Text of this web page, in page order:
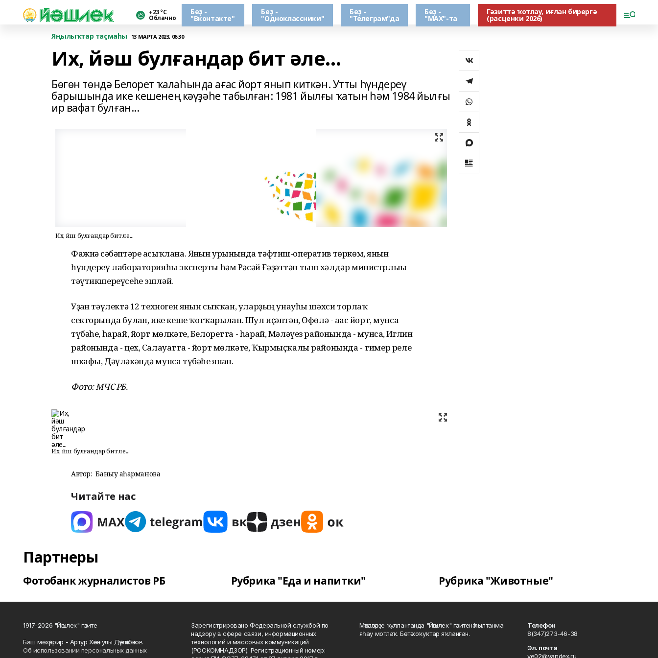
+23 °С
Облачно
Беҙ -
"Вконтакте"
Беҙ -
"Одноклассники"
Беҙ -
"Телеграм"да
Беҙ -
"МАХ"-та
Гәзиттә ҡотлау, иғлан бирергә
(расценки 2026)
Яңылыҡтар таҫмаһы
13 МАРТА 2023, 06:30
Их, йәш булғандар бит әле...
Бөгөн төндә Белорет ҡалаһында ағас йорт янып киткән. Утты һүндереү
барышында ике кешенең кәүҙәһе табылған: 1981 йылғы ҡатын һәм 1984 йылғы
ир вафат булған...
Их, йәш булғандар бит әле...
Фажиғә сәбәптәре асыҡлана. Янғын урынында тәфтиш-оператив төркөм, янғын
һүндереү лабораторияһы эксперты һәм Рәсәй Ғәҙәттән тыш хәлдәр министрлығы
тәүтикшереүсеһе эшләй.
Уҙған тәүлектә 12 техноген янғын сыҡҡан, уларҙың унауһы шәхси торлаҡ
секторында булған, ике кеше ҡотҡарылған. Шул иҫәптән, Өфөлә - ағас йорт, мунса
түбәһе, һарай, йорт мөлкәте, Белоретта - һарай, Мәләүез районында - мунса, Иглин
районында - цех, Салауатта - йорт мөлкәте, Ҡырмыҫҡалы районында - тимер реле
шкафы, Дәүләкәндә мунса түбәһе янған.
Фото: МЧС РБ.
Их, йәш булғандар бит әле...
Автор: Баныу Ҡаһарманова
Читайте нас
Партнеры
Фотобанк журналистов РБ Рубрика "Еда и напитки" Рубрика "Животные"
1917-2026 "Йәшлек" гәзите
Баш мөхәррир - Артур Хәсән улы Дәүләтбәков
Об использовании персональных данных
Зарегистрировано Федеральной службой по
надзору в сфере связи, информационных
технологий и массовых коммуникаций
(РОСКОМНАДЗОР). Регистрационный номер:
Мәҡәләләрҙе ҡулланғанда "Йәшлек" гәзитенә һылтанма
яһау мотлаҡ. Бөтә хоҡуҡтар яҡланған.
Телефон
8(347)273-46-38
Эл. почта
ye02@yandex.ru